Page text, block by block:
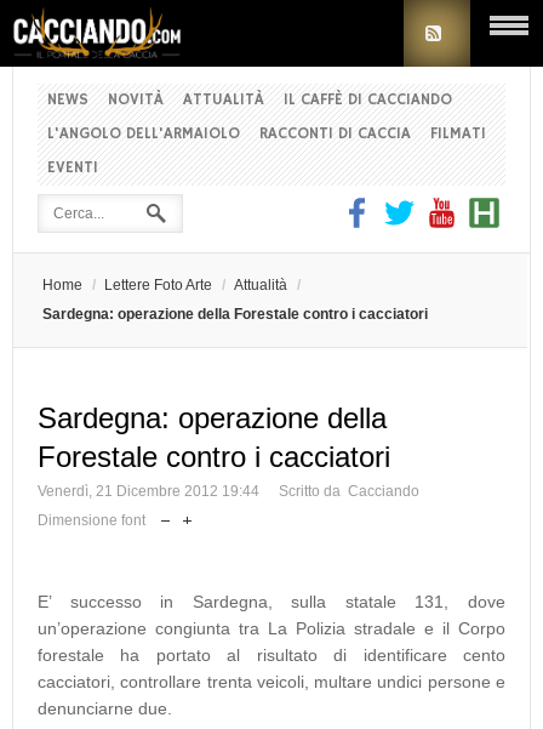
NEWS NOVITÀ ATTUALITÀ
IL CAFFÈ DI CACCIANDO
L'ANGOLO DELL'ARMAIOLO
RACCONTI DI CACCIA
FILMATI
EVENTI
Home / Lettere Foto Arte / Attualità /
Sardegna: operazione della Forestale contro i cacciatori
Sardegna: operazione della
Forestale contro i cacciatori
Venerdì, 21 Dicembre 2012 19:44
Scritto da Cacciando
Dimensione font
E’ successo in Sardegna, sulla statale 131, dove
un’operazione congiunta tra La Polizia stradale e il Corpo
forestale ha portato al risultato di identificare cento
cacciatori, controllare trenta veicoli, multare undici persone e
denunciarne due.